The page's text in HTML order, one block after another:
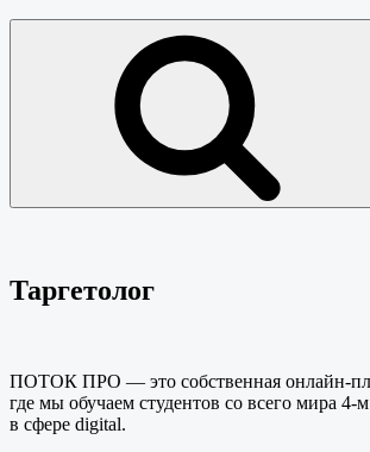
Таргетолог
ПОТОК ПРО — это собственная онлайн-
где мы обучаем студентов со всего мира 4-
в сфере digital.